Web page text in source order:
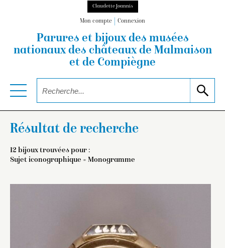
Claudette Joannis
Mon compte Connexion
Parures et bijoux des musées
nationauxdes châteaux de Malmaison
et de Compiègne
Résultat de recherche
12 bijoux trouvées pour :
Sujet iconographique = Monogramme